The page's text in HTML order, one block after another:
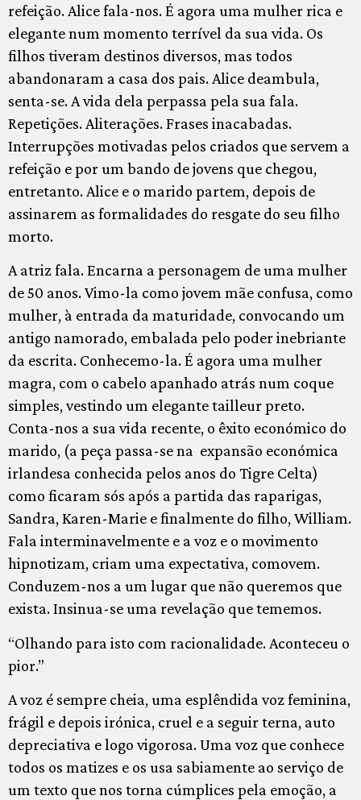
refeição. Alice fala-nos. É agora uma mulher rica e
elegante num momento terrível da sua vida. Os
filhos tiveram destinos diversos, mas todos
abandonaram a casa dos pais. Alice deambula,
senta-se. A vida dela perpassa pela sua fala.
Repetições. Aliterações. Frases inacabadas.
Interrupções motivadas pelos criados que servem a
refeição e por um bando de jovens que chegou,
entretanto. Alice e o marido partem, depois de
assinarem as formalidades do resgate do seu filho
morto.
A atriz fala. Encarna a personagem de uma mulher
de 50 anos. Vimo-la como jovem mãe confusa, como
mulher, à entrada da maturidade, convocando um
antigo namorado, embalada pelo poder inebriante
da escrita. Conhecemo-la. É agora uma mulher
magra, com o cabelo apanhado atrás num coque
simples, vestindo um elegante tailleur preto.
Conta-nos a sua vida recente, o êxito económico do
marido, (a peça passa-se na expansão económica
irlandesa conhecida pelos anos do Tigre Celta)
como ficaram sós após a partida das raparigas,
Sandra, Karen-Marie e finalmente do filho, William.
Fala interminavelmente e a voz e o movimento
hipnotizam, criam uma expectativa, comovem.
Conduzem-nos a um lugar que não queremos que
exista. Insinua-se uma revelação que tememos.
“Olhando para isto com racionalidade. Aconteceu o
pior.”
A voz é sempre cheia, uma esplêndida voz feminina,
frágil e depois irónica, cruel e a seguir terna, auto
depreciativa e logo vigorosa. Uma voz que conhece
todos os matizes e os usa sabiamente ao serviço de
um texto que nos torna cúmplices pela emoção, a